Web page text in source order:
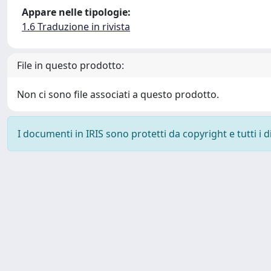
Appare nelle tipologie:
1.6 Traduzione in rivista
File in questo prodotto:
Non ci sono file associati a questo prodotto.
I documenti in IRIS sono protetti da copyright e tutti i